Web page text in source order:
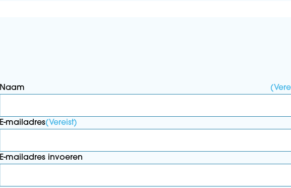
Naam
E-mailadres(Vereist)
E-mailadres invoeren